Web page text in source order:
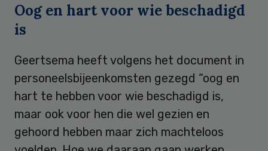
Oog en hart voor wie beschadigd
is
Geertsema heeft volgens het document in
personeelsbijeenkomsten gezegd “oog en
hart te hebben voor wie beschadigd is,
maar ook voor hen die wel gezien en
gehoord hebben maar zich machteloos